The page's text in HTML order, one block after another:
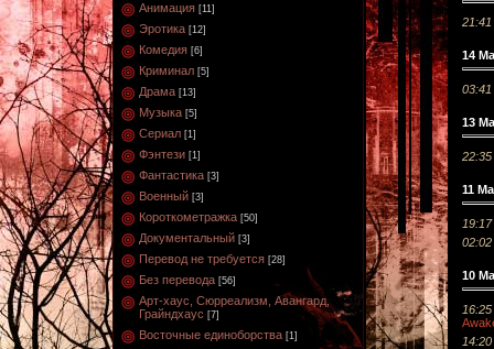
Анимация [11]
Эротика [12]
Комедия [6]
Криминал [5]
Драма [13]
Музыка [5]
Сериал [1]
Фэнтези [1]
Фантастика [3]
Военный [3]
Короткометражка [50]
Документальный [3]
Перевод не требуется [28]
Без перевода [56]
Арт-хаус, Сюрреализм, Авангард,
Грайндхаус [7]
Восточные единоборства [1]
21:41
14
03:41
13
22:35
11
19:17
02:02
10
16:25
14:20